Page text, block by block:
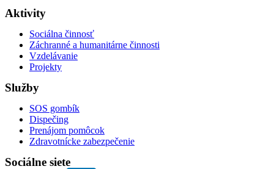
Aktivity
Sociálna činnosť
Záchranné a humanitárne činnosti
Vzdelávanie
Projekty
Služby
SOS gombík
Dispečing
Prenájom pomôcok
Zdravotnícke zabezpečenie
Sociálne siete